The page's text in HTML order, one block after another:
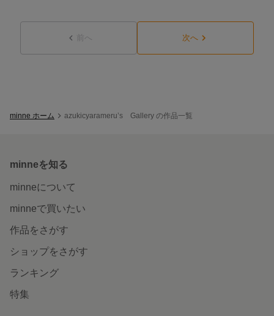
前へ 次へ
minne ホーム azukicyarameru’s Gallery の作品一覧
minneを知る
minneについて
minneで買いたい
作品をさがす
ショップをさがす
ランキング
特集